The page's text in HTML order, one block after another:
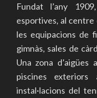
Fundat l’any
esportives, al centre
les equipacions de
gimnàs, sales de
Una zona
piscines
instal·lacions del